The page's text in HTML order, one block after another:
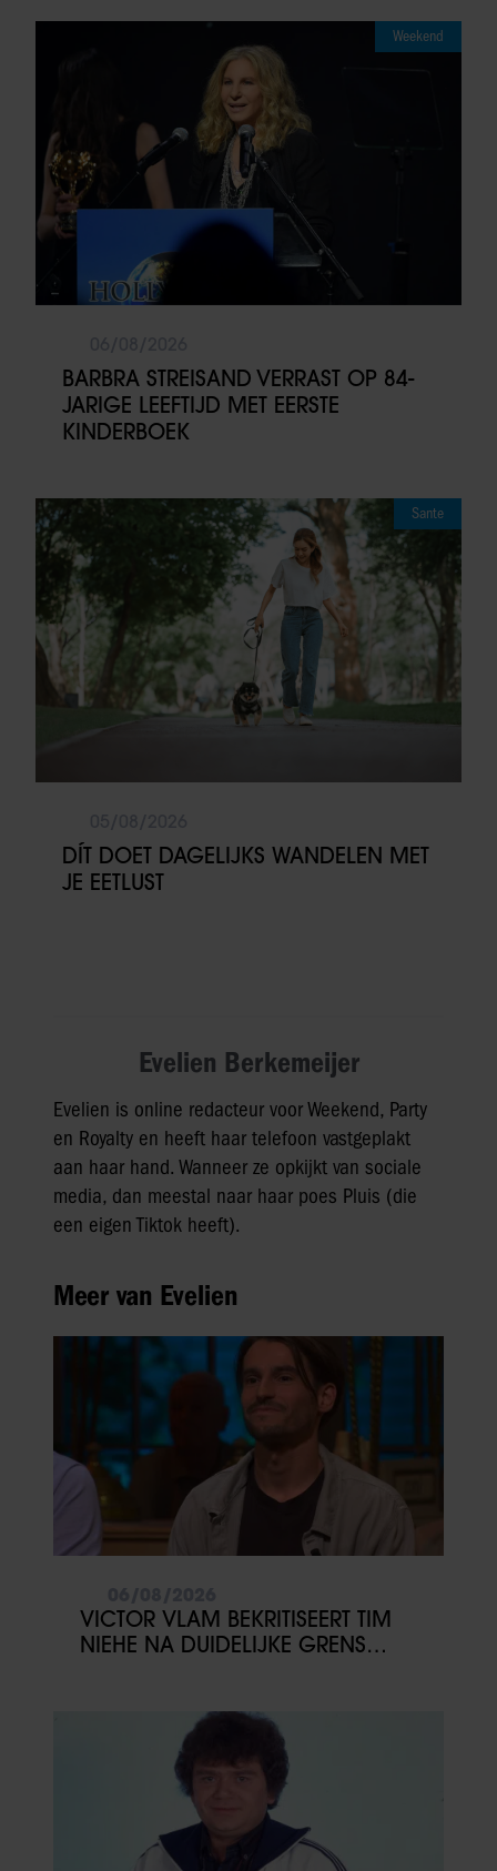
Weekend
BARBRA STREISAND VERRAST OP 84-
JARIGE LEEFTIJD MET EERSTE
KINDERBOEK
Sante
DÍT DOET DAGELIJKS WANDELEN MET
JE EETLUST
Evelien Berkemeijer
Evelien is online redacteur voor Weekend, Party
en Royalty en heeft haar telefoon vastgeplakt
aan haar hand. Wanneer ze opkijkt van sociale
media, dan meestal naar haar poes Pluis (die
een eigen Tiktok heeft).
Meer van Evelien
VICTOR VLAM BEKRITISEERT TIM
NIEHE NA DUIDELIJKE GRENS